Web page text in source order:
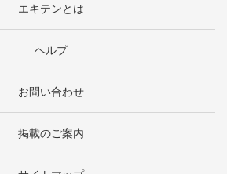
エキテンとは
ヘルプ
お問い合わせ
掲載のご案内